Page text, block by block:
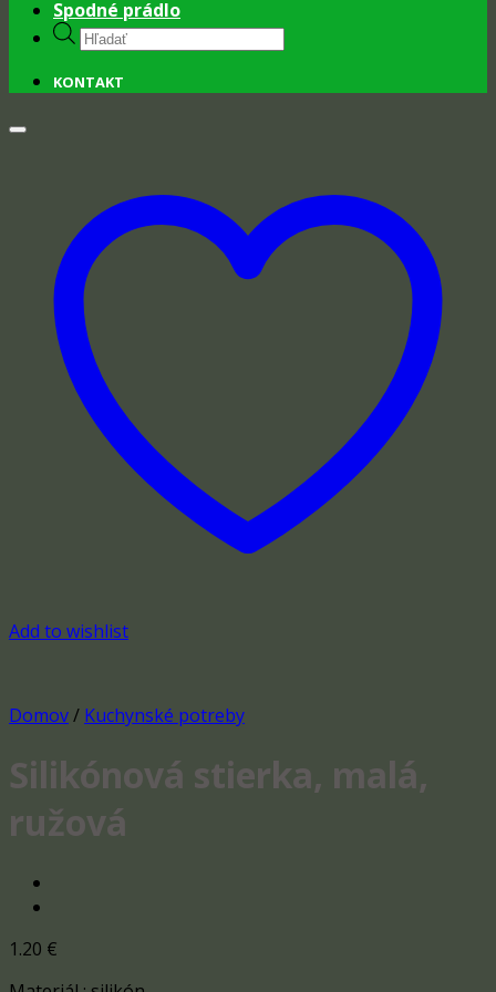
Spodné prádlo
Products
search
KONTAKT
Add to wishlist
Domov/ Kuchynské potreby
Silikónová stierka, malá,
ružová
1.20 €